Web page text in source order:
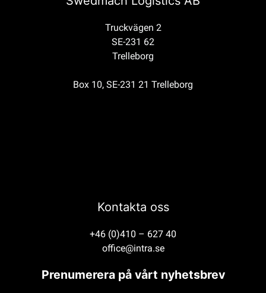
Truckvägen 2
SE-231 62
Trelleborg
Box 10, SE-231 21 Trelleborg
Kontakta oss
+46 (0)410 – 627 40
office@intra.se
Prenumerera på vårt nyhetsbrev